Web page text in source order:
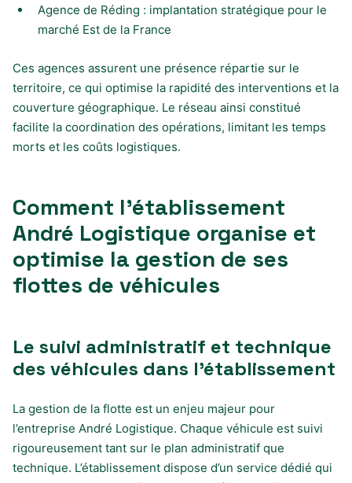
Agence de Réding : implantation stratégique pour le
marché Est de la France
Ces agences assurent une présence répartie sur le
territoire, ce qui optimise la rapidité des interventions et la
couverture géographique. Le réseau ainsi constitué
facilite la coordination des opérations, limitant les temps
morts et les coûts logistiques.
Comment l’établissement
André Logistique organise et
optimise la gestion de ses
flottes de véhicules
Le suivi administratif et technique
des véhicules dans l’établissement
La gestion de la flotte est un enjeu majeur pour
l’entreprise André Logistique. Chaque véhicule est suivi
rigoureusement tant sur le plan administratif que
technique. L’établissement dispose d’un service dédié qui